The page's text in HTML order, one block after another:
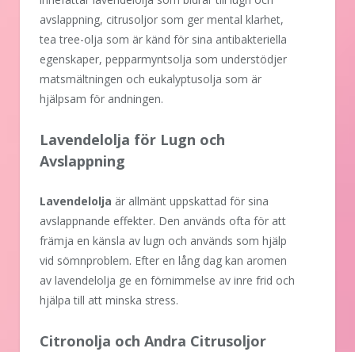
avslappning, citrusoljor som ger mental klarhet,
tea tree-olja som är känd för sina antibakteriella
egenskaper, pepparmyntsolja som understödjer
matsmältningen och eukalyptusolja som är
hjälpsam för andningen.
Lavendelolja för Lugn och
Avslappning
Lavendelolja är allmänt uppskattad för sina
avslappnande effekter. Den används ofta för att
främja en känsla av lugn och används som hjälp
vid sömnproblem. Efter en lång dag kan aromen
av lavendelolja ge en förnimmelse av inre frid och
hjälpa till att minska stress.
Citronolja och Andra Citrusoljor